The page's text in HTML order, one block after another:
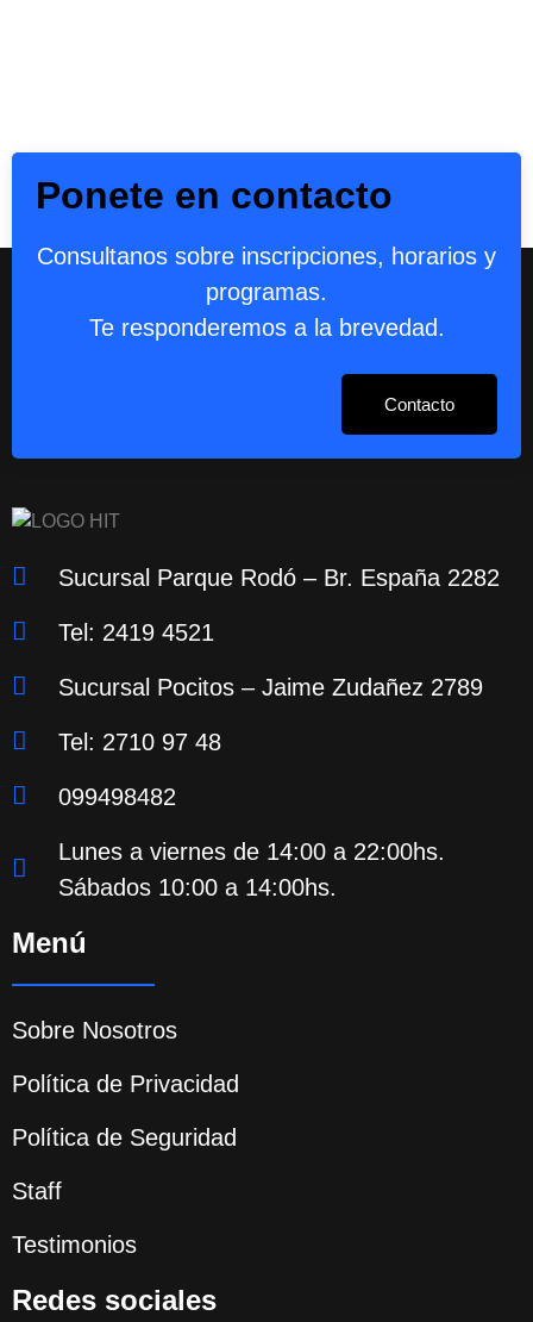
Ponete en contacto
Consultanos sobre inscripciones, horarios y
programas.
Te responderemos a la brevedad.
Contacto
Sucursal Parque Rodó – Br. España 2282
Tel: 2419 4521
Sucursal Pocitos – Jaime Zudañez 2789
Tel: 2710 97 48
099498482
Lunes a viernes de 14:00 a 22:00hs.
Sábados 10:00 a 14:00hs.
Menú
Sobre Nosotros
Política de Privacidad
Política de Seguridad
Staff
Testimonios
Redes sociales